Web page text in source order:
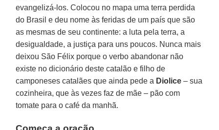
evangelizá-los. Colocou no mapa uma terra perdida
do Brasil e deu nome às feridas de um país que são
as mesmas de seu continente: a luta pela terra, a
desigualdade, a justiça para uns poucos. Nunca mais
deixou São Félix porque o verbo abandonar não
existe no dicionário deste catalão e filho de
camponeses catalães que ainda pede a Diolice – sua
cozinheira, que às vezes faz de mãe – pão com
tomate para o café da manhã.